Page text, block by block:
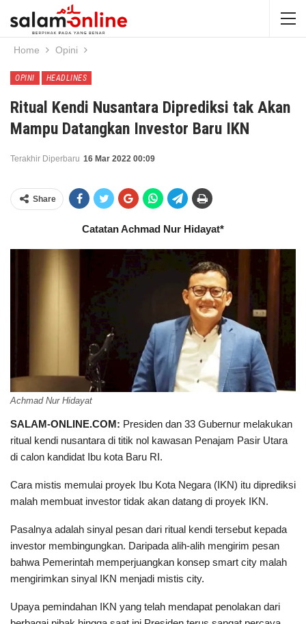
Home Opini
OPINI HEADLINES
Ritual Kendi Nusantara Diprediksi tak Akan
Mampu Datangkan Investor Baru IKN
Terakhir Diperbaru 16 Mar 2022 00:09
Share
Catatan Achmad Nur Hidayat*
Achmad Nur Hidayat
SALAM-ONLINE.COM: Presiden dan 33 Gubernur melakukan
ritual kendi nusantara di titik nol kawasan Penajam Pasir Utara
di calon kandidat Ibu kota Baru RI.
Cara mistis memulai proyek Ibu Kota Negara (IKN) itu diprediksi
malah membuat investor tidak akan datang di proyek IKN.
Pasalnya adalah sinyal pesan dari ritual kendi tersebut kepada
investor membingungkan. Daripada alih-alih mengirim pesan
bahwa Pemerintah memperjuangkan konsep smart city malah
mengirimkan sinyal IKN menjadi mistis city.
Upaya pemindahan IKN yang telah mendapat penolakan dari